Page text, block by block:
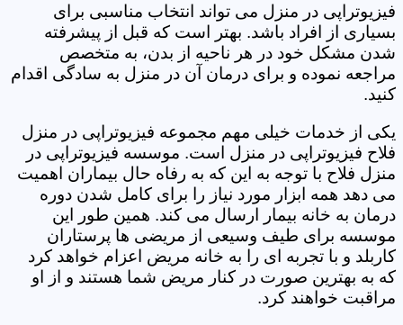
فیزیوتراپی در منزل می تواند انتخاب مناسبی برای
بسیاری از افراد باشد. بهتر است که قبل از پیشرفته
شدن مشکل خود در هر ناحیه از بدن، به متخصص
مراجعه نموده و برای درمان آن در منزل به سادگی اقدام
کنید.
یکی از خدمات خیلی مهم مجموعه فیزیوتراپی در منزل
فلاح فیزیوتراپی در منزل است. موسسه فیزیوتراپی در
منزل فلاح با توجه به این که به رفاه حال بیماران اهمیت
می دهد همه ابزار مورد نیاز را برای کامل شدن دوره
درمان به خانه بیمار ارسال می کند. همین طور این
موسسه برای طیف وسیعی از مریضی ها پرستاران
کاربلد و با تجربه ای را به خانه مریض اعزام خواهد کرد
که به بهترین صورت در کنار مریض شما هستند و از او
مراقبت خواهند کرد.